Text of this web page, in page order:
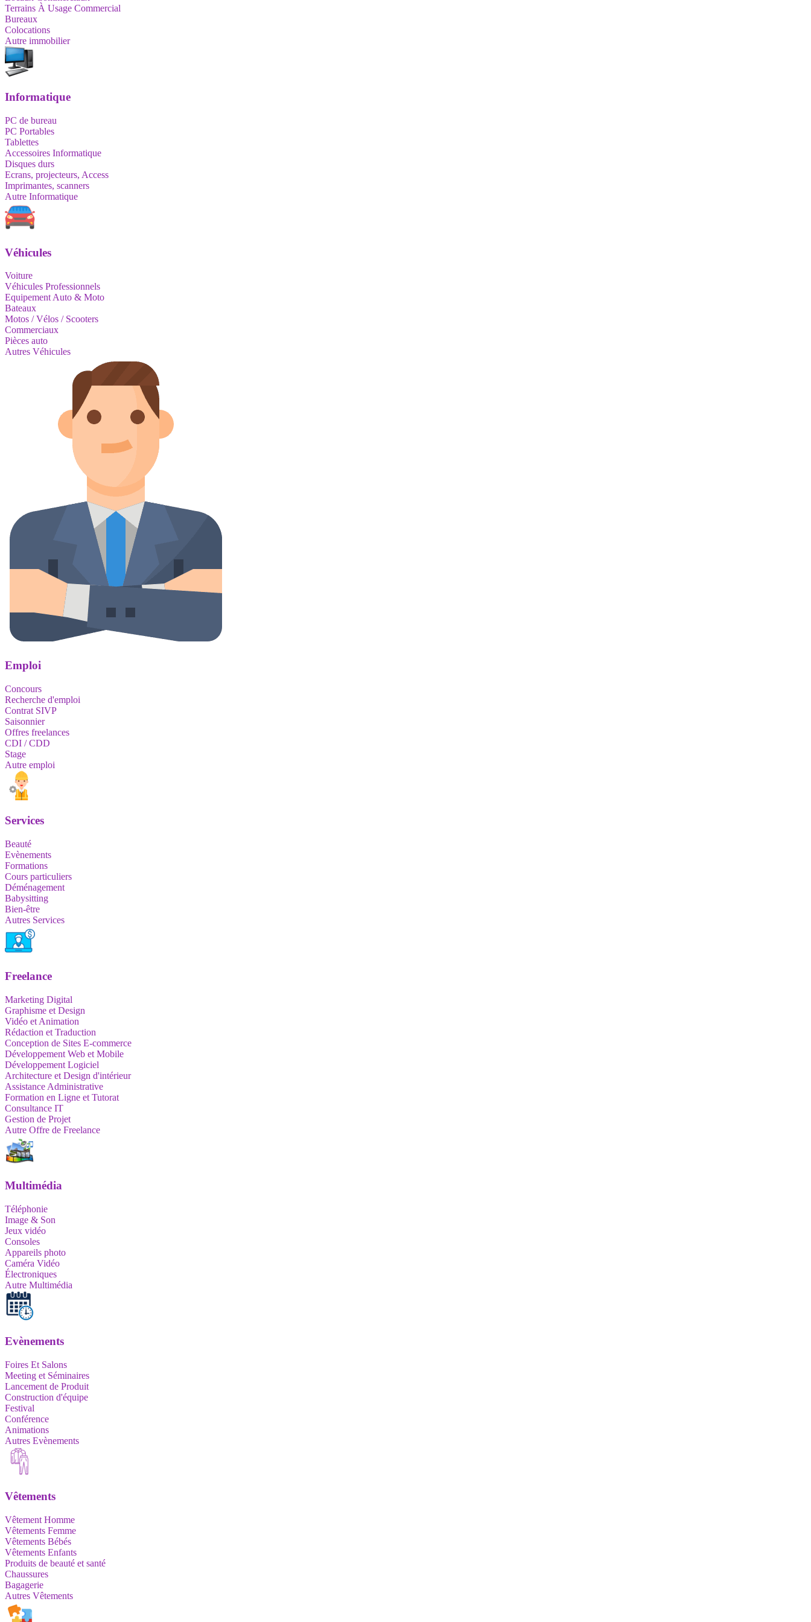
Terrains À Usage Commercial
Bureaux
Colocations
Autre immobilier
Informatique
PC de bureau
PC Portables
Tablettes
Accessoires Informatique
Disques durs
Ecrans, projecteurs, Access
Imprimantes, scanners
Autre Informatique
Véhicules
Voiture
Véhicules Professionnels
Equipement Auto & Moto
Bateaux
Motos / Vélos / Scooters
Commerciaux
Pièces auto
Autres Véhicules
Emploi
Concours
Recherche d'emploi
Contrat SIVP
Saisonnier
Offres freelances
CDI / CDD
Stage
Autre emploi
Services
Beauté
Evènements
Formations
Cours particuliers
Déménagement
Babysitting
Bien-être
Autres Services
Freelance
Marketing Digital
Graphisme et Design
Vidéo et Animation
Rédaction et Traduction
Conception de Sites E-commerce
Développement Web et Mobile
Développement Logiciel
Architecture et Design d'intérieur
Assistance Administrative
Formation en Ligne et Tutorat
Consultance IT
Gestion de Projet
Autre Offre de Freelance
Multimédia
Téléphonie
Image & Son
Jeux vidéo
Consoles
Appareils photo
Caméra Vidéo
Électroniques
Autre Multimédia
Evènements
Foires Et Salons
Meeting et Séminaires
Lancement de Produit
Construction d'équipe
Festival
Conférence
Animations
Autres Evènements
Vêtements
Vêtement Homme
Vêtements Femme
Vêtements Bébés
Vêtements Enfants
Produits de beauté et santé
Chaussures
Bagagerie
Autres Vêtements